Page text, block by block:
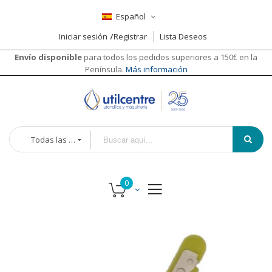
Español
Iniciar sesión
Registrar
Lista Deseos
Envío disponible para todos los pedidos superiores a 150€ en la
Península. Más información
Todas las categorías